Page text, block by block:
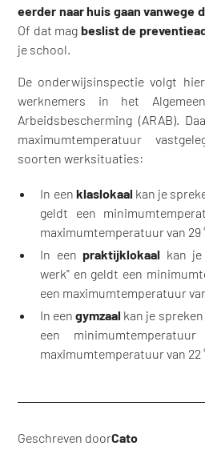
eerder naar huis gaan vanwege
Of dat mag beslist de
je school.
De onderwijsinspectie volgt
werknemers in het
Arbeidsbescherming (ARAB).
maximumtemperatuur
soorten werksituaties:
In een klaslokaal kan je
geldt een
maximumtemperatuur van 29
In eenpraktijklokaal kan
werk" en geldt een
een maximumtemperatuur van
In eengymzaal kan je
een
maximumtemperatuur van 22
Geschreven doorCato